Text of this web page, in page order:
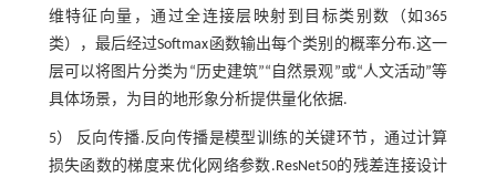
维特征向量，通过全连接层映射到目标类别数（如365
类），最后经过Softmax函数输出每个类别的概率分布.这一
层可以将图片分类为“历史建筑”“自然景观”或“人文活动”等
具体场景，为目的地形象分析提供量化依据.
5） 反向传播.反向传播是模型训练的关键环节，通过计算
损失函数的梯度来优化网络参数.ResNet50的残差连接设计